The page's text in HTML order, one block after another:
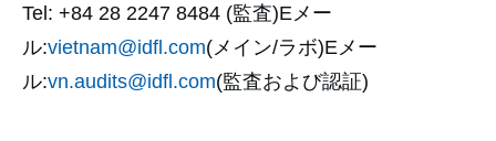
Tel: +84 28 2247 8484 (監査)Eメー
ル:vietnam@idfl.com(メイン/ラボ)Eメー
ル:vn.audits@idfl.com(監査および認証)